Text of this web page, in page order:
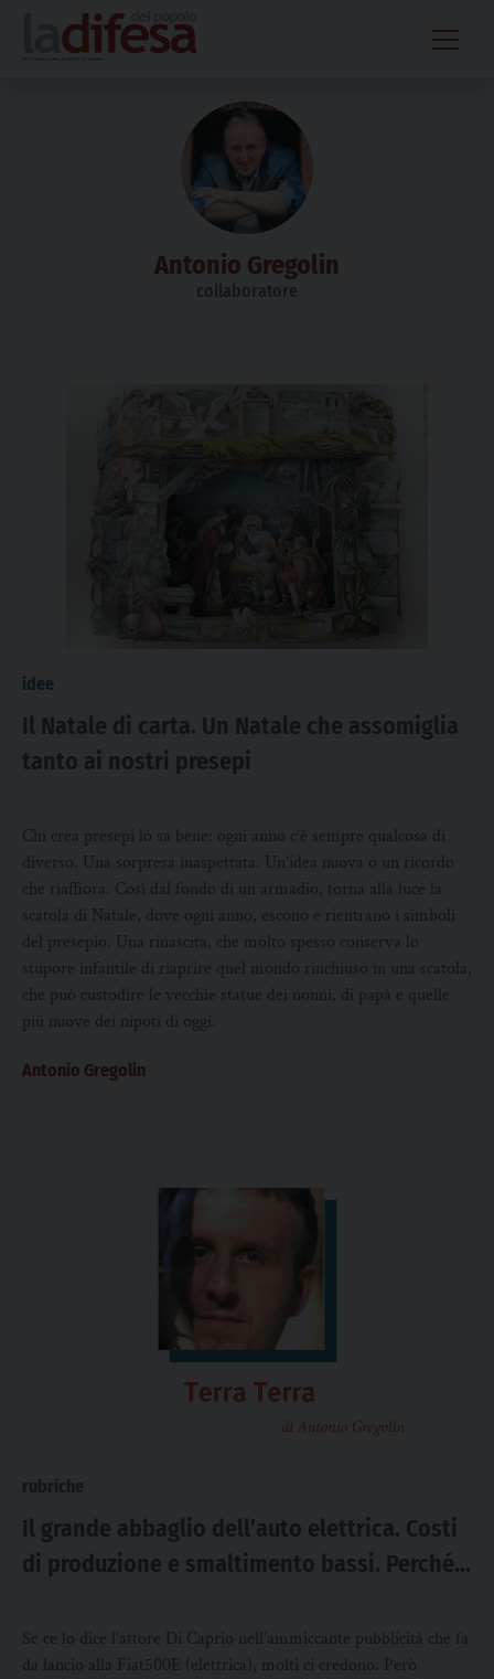
content
Antonio Gregolin
idee
Il Natale di carta. Un Natale che assomiglia
tanto ai nostri presepi
Chi crea presepi lo sa bene: ogni anno c’è sempre qualcosa di
diverso. Una sorpresa inaspettata. Un’idea nuova o un ricordo
che riaffiora. Così dal fondo di un armadio, torna alla luce la
scatola di Natale, dove ogni anno, escono e rientrano i simboli
del presepio. Una rinascita, che molto spesso conserva lo
stupore infantile di riaprire quel mondo rinchiuso in una scatola,
che può custodire le vecchie statue dei nonni, di papà e quelle
più nuove dei nipoti di oggi.
Antonio Gregolin
Il grande abbaglio dell’auto elettrica. Costi
di produzione e smaltimento bassi. Perché
Se ce lo dice l’attore Di Caprio nell’ammiccante pubblicità che fa
da lancio alla Fiat500E (elettrica), molti ci credono. Però